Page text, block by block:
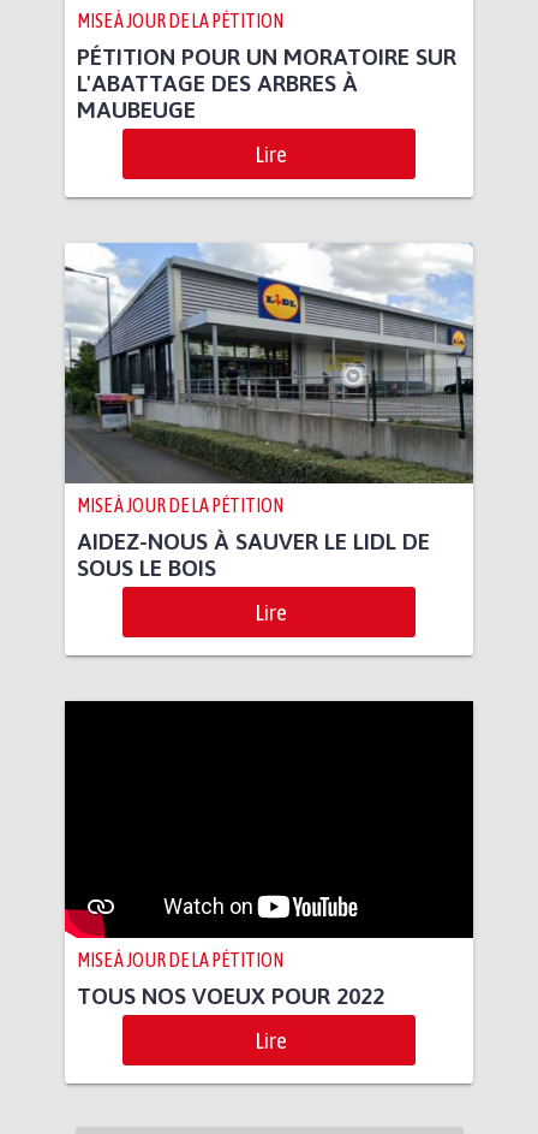
MISE À JOUR DE LA PÉTITION
PÉTITION POUR UN MORATOIRE SUR
L'ABATTAGE DES ARBRES À
MAUBEUGE
Lire
MISE À JOUR DE LA PÉTITION
AIDEZ-NOUS À SAUVER LE LIDL DE
SOUS LE BOIS
Lire
MISE À JOUR DE LA PÉTITION
TOUS NOS VOEUX POUR 2022
Lire